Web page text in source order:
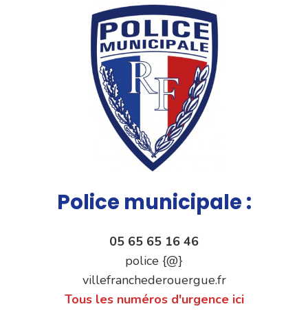
Police municipale :
05 65 65 16 46
police {@}
villefranchederouergue.fr
Tous les numéros d'urgence ici